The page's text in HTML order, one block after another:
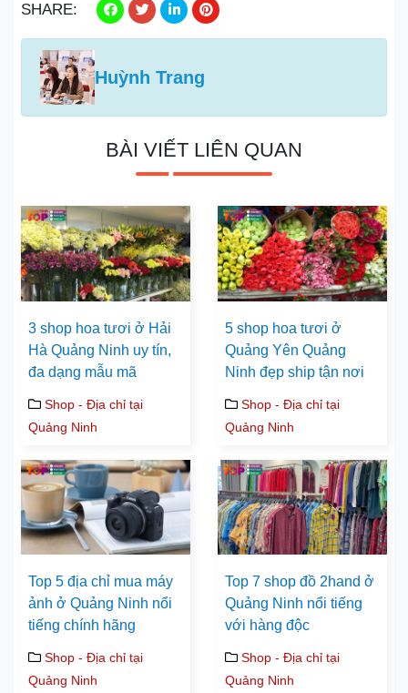
SHARE:
Huỳnh Trang
BÀI VIẾT LIÊN QUAN
3 shop hoa tươi ở Hải
Hà Quảng Ninh uy tín,
đa dạng mẫu mã
Shop - Địa chỉ tại
Quảng Ninh
5 shop hoa tươi ở
Quảng Yên Quảng
Ninh đẹp ship tận nơi
Shop - Địa chỉ tại
Quảng Ninh
Top 5 địa chỉ mua máy
ảnh ở Quảng Ninh nổi
tiếng chính hãng
Shop - Địa chỉ tại
Quảng Ninh
Top 7 shop đồ 2hand ở
Quảng Ninh nổi tiếng
với hàng độc
Shop - Địa chỉ tại
Quảng Ninh